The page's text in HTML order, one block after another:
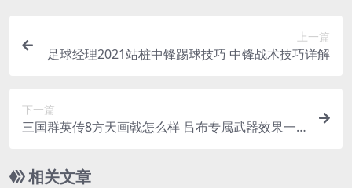
上一篇
足球经理2021站桩中锋踢球技巧 中锋战术技巧详解
下一篇
三国群英传8方天画戟怎么样 吕布专属武器效果一
相关文章